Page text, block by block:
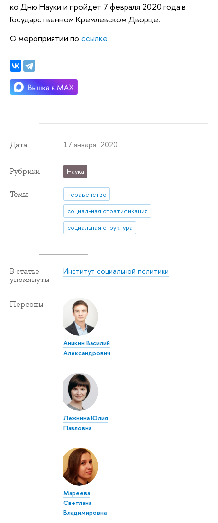
ко Дню Науки и пройдет 7 февраля 2020 года в
Государственном Кремлевском Дворце.
О мероприятии по ссылке
Дата 17 января 2020
Рубрики Наука
Темы
неравенство
социальная стратификация
социальная структура
В статье
упомянуты
Институт социальной политики
Персоны
Аникин Василий
Александрович
Лежнина Юлия
Павловна
Мареева
Светлана
Владимировна